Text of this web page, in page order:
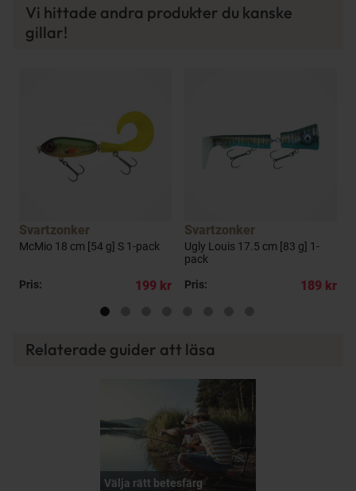
Vi hittade andra produkter du kanske
gillar!
Svartzonker
McMio 18 cm [54 g] S 1-pack
Pris: 199 kr
Svartzonker
Ugly Louis 17.5 cm [83 g] 1-
pack
Pris:
189 kr
Relaterade guider att läsa
Välja rätt betesfärg